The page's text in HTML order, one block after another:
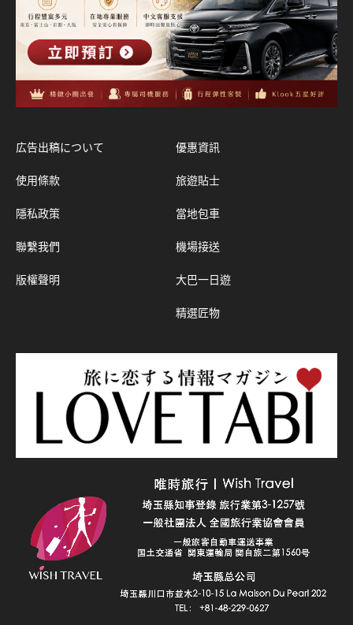
広告出稿について
使用條款
隱私政策
聯繫我們
版權聲明
優惠資訊
旅遊貼士
當地包車
機場接送
大巴一日遊
精選匠物